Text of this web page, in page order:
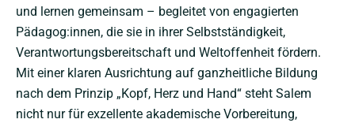
und lernen gemeinsam – begleitet von engagierten
Pädagog:innen, die sie in ihrer Selbstständigkeit,
Verantwortungsbereitschaft und Weltoffenheit fördern.
Mit einer klaren Ausrichtung auf ganzheitliche Bildung
nach dem Prinzip „Kopf, Herz und Hand“ steht Salem
nicht nur für exzellente akademische Vorbereitung,